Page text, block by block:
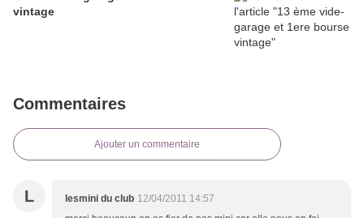
vintage
Commentaires
Ajouter un commentaire
L lesmini du club 12/04/2011 14:57